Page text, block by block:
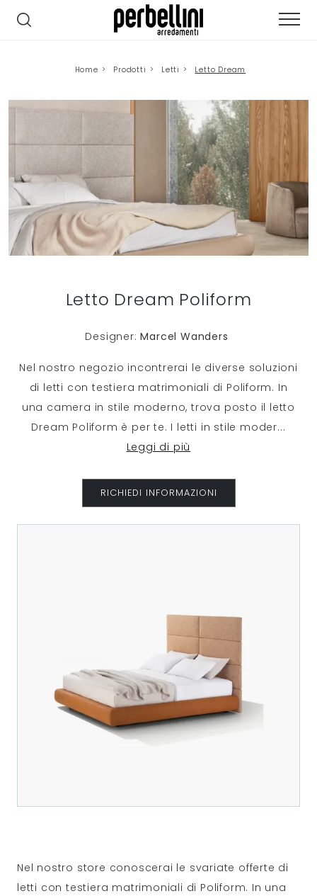
Home > Prodotti > Letti > Letto Dream
Letto Dream Poliform
Designer:Marcel Wanders
Nel nostro negozio incontrerai le diverse soluzioni
di letti con testiera matrimoniali di Poliform. In
una camera in stile moderno, trova posto il letto
Dream Poliform è per te. I letti in stile moder...
Leggi di più
RICHIEDI INFORMAZIONI
Nel nostro store conoscerai le svariate offerte di
letti con testiera matrimoniali di Poliform. In una